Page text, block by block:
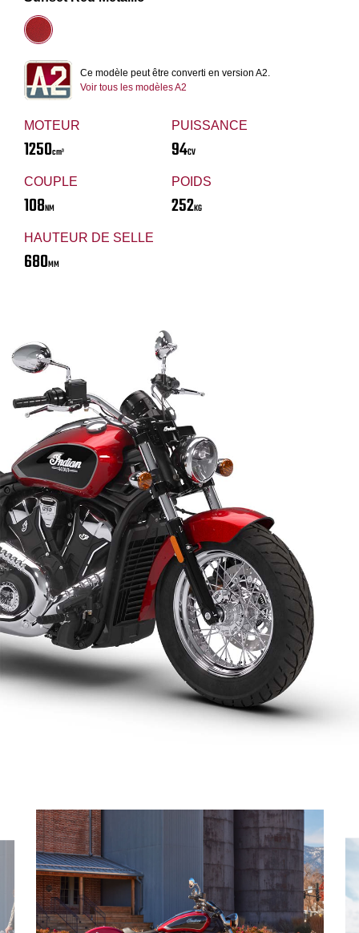
MOTEUR
1250cm³
PUISSANCE
94CV
COUPLE
108NM
POIDS
252KG
HAUTEUR DE SELLE
680MM
Ce modèle peut être converti en version A2.
Voir tous les modèles A2